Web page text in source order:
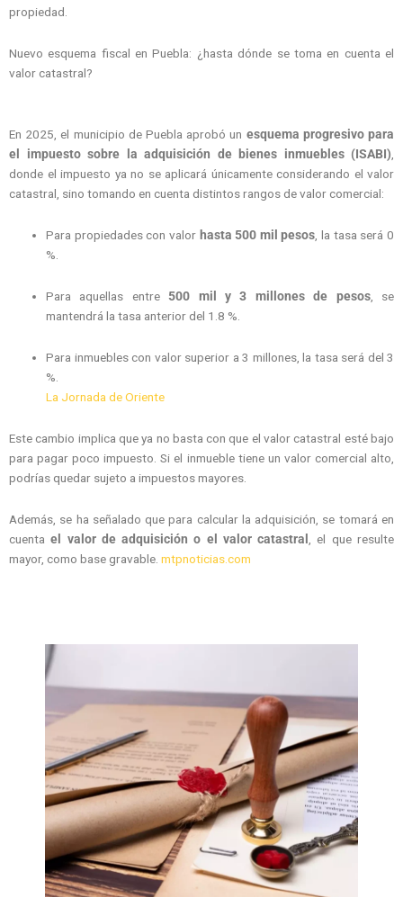
propiedad.
Nuevo esquema fiscal en Puebla: ¿hasta dónde se toma en cuenta el
valor catastral?
En 2025, el municipio de Puebla aprobó un esquema progresivo para
el impuesto sobre la adquisición de bienes inmuebles (ISABI)
donde el impuesto ya no se aplicará únicamente considerando el valor
catastral, sino tomando en cuenta distintos rangos de valor comercial:
Para propiedades con valor hasta 500 mil pesos , la tasa será 0
%.
Para aquellas entre500 mil y 3 millones de pesos, se
mantendrá la tasa anterior del 1.8 %.
Para inmuebles con valor superior a 3 millones, la tasa será del 3
%.
La Jornada de Oriente
Este cambio implica que ya no basta con que el valor catastral esté bajo
para pagar poco impuesto. Si el inmueble tiene un valor comercial alto,
podrías quedar sujeto a impuestos mayores.
Además, se ha señalado que para calcular la adquisición, se tomará en
cuentael valor de adquisición o el valor catastral
, el que resulte
mayor, como base gravable. mtpnoticias.com